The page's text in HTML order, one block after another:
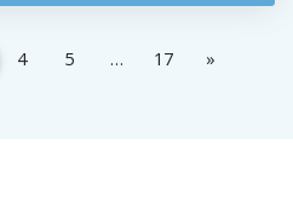
4 5 … 17 »